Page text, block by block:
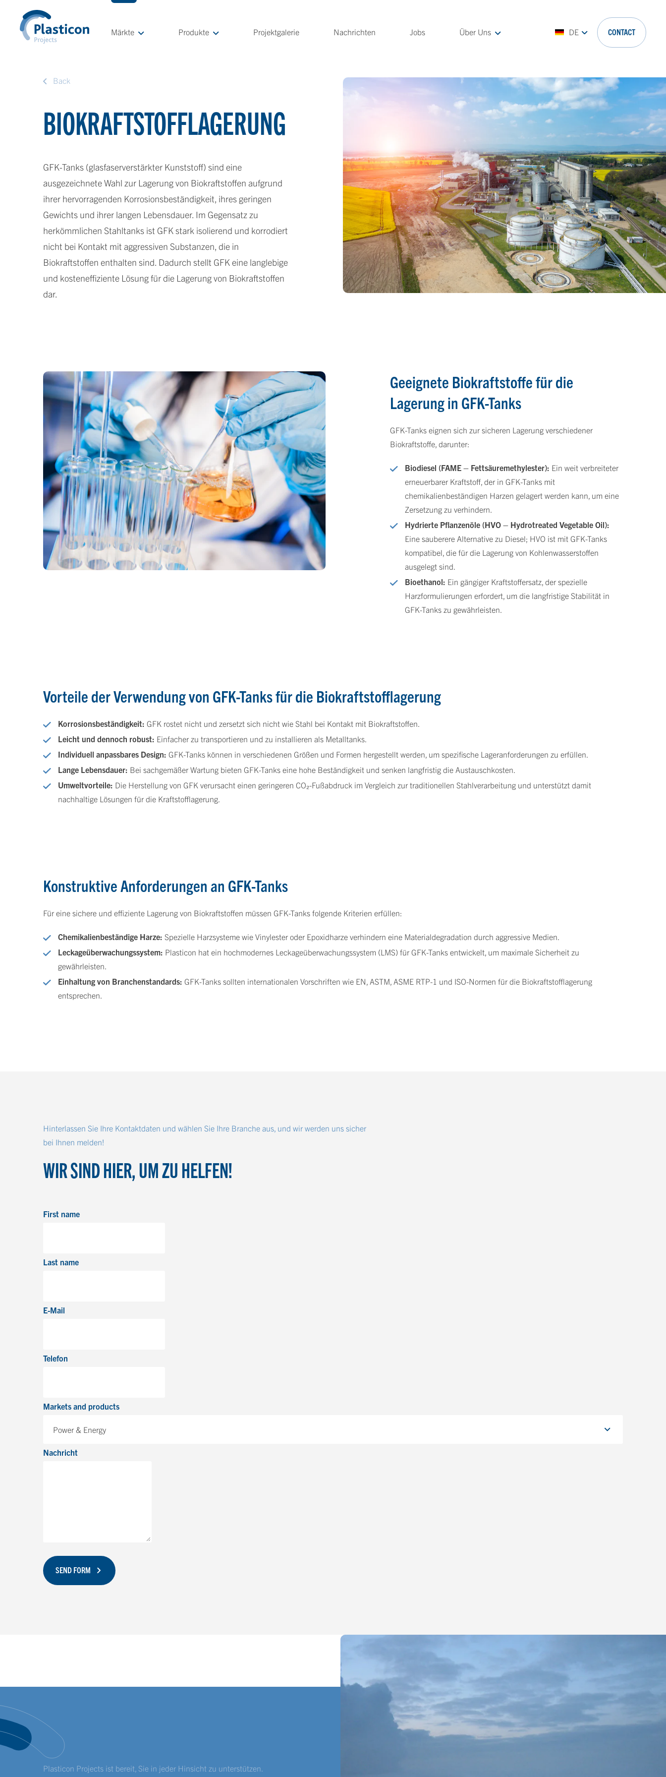
Märkte Produkte Projektgalerie Nachrichten Jobs Über Uns DE CONTACT
Back
BIOKRAFTSTOFFLAGERUNG
GFK-Tanks (glasfaserverstärkter Kunststoff) sind eine
ausgezeichnete Wahl zur Lagerung von Biokraftstoffen aufgrund
ihrer hervorragenden Korrosionsbeständigkeit, ihres geringen
Gewichts und ihrer langen Lebensdauer. Im Gegensatz zu
herkömmlichen Stahltanks ist GFK stark isolierend und korrodiert
nicht bei Kontakt mit aggressiven Substanzen, die in
Biokraftstoffen enthalten sind. Dadurch stellt GFK eine langlebige
und kosteneffiziente Lösung für die Lagerung von Biokraftstoffen
dar.
Geeignete Biokraftstoffe für die
Lagerung in GFK-Tanks
GFK-Tanks eignen sich zur sicheren Lagerung verschiedener
Biokraftstoffe, darunter:
Biodiesel (FAME – Fettsäuremethylester): Ein weit verbreiteter
erneuerbarer Kraftstoff, der in GFK-Tanks mit
chemikalienbeständigen Harzen gelagert werden kann, um eine
Zersetzung zu verhindern.
Hydrierte Pflanzenöle (HVO – Hydrotreated Vegetable Oil):
Eine sauberere Alternative zu Diesel; HVO ist mit GFK-Tanks
kompatibel, die für die Lagerung von Kohlenwasserstoffen
ausgelegt sind.
Bioethanol: Ein gängiger Kraftstoffersatz, der spezielle
Harzformulierungen erfordert, um die langfristige Stabilität in
GFK-Tanks zu gewährleisten.
Vorteile der Verwendung von GFK-Tanks für die Biokraftstofflagerung
Korrosionsbeständigkeit: GFK rostet nicht und zersetzt sich nicht wie Stahl bei Kontakt mit Biokraftstoffen.
Leicht und dennoch robust: Einfacher zu transportieren und zu installieren als Metalltanks.
Individuell anpassbares Design: GFK-Tanks können in verschiedenen Größen und Formen hergestellt werden, um spezifische Lageranforderungen zu erfüllen.
Lange Lebensdauer: Bei sachgemäßer Wartung bieten GFK-Tanks eine hohe Beständigkeit und senken langfristig die Austauschkosten.
Umweltvorteile: Die Herstellung von GFK verursacht einen geringeren CO₂-Fußabdruck im Vergleich zur traditionellen Stahlverarbeitung und unterstützt damit
nachhaltige Lösungen für die Kraftstofflagerung.
Konstruktive Anforderungen an GFK-Tanks
Für eine sichere und effiziente Lagerung von Biokraftstoffen müssen GFK-Tanks folgende Kriterien erfüllen:
Chemikalienbeständige Harze: Spezielle Harzsysteme wie Vinylester oder Epoxidharze verhindern eine Materialdegradation durch aggressive Medien.
Leckageüberwachungssystem: Plasticon hat ein hochmodernes Leckageüberwachungssystem (LMS) für GFK-Tanks entwickelt, um maximale Sicherheit zu
gewährleisten.
Einhaltung von Branchenstandards: GFK-Tanks sollten internationalen Vorschriften wie EN, ASTM, ASME RTP-1 und ISO-Normen für die Biokraftstofflagerung
entsprechen.
Hinterlassen Sie Ihre Kontaktdaten und wählen Sie Ihre Branche aus, und wir werden uns sicher
bei Ihnen melden!
WIR SIND HIER, UM ZU HELFEN!
First name
Last name
E-Mail
Telefon
Markets and products
Power & Energy
Nachricht
SEND FORM
Plasticon Projects ist bereit, Sie in jeder Hinsicht zu unterstützen.